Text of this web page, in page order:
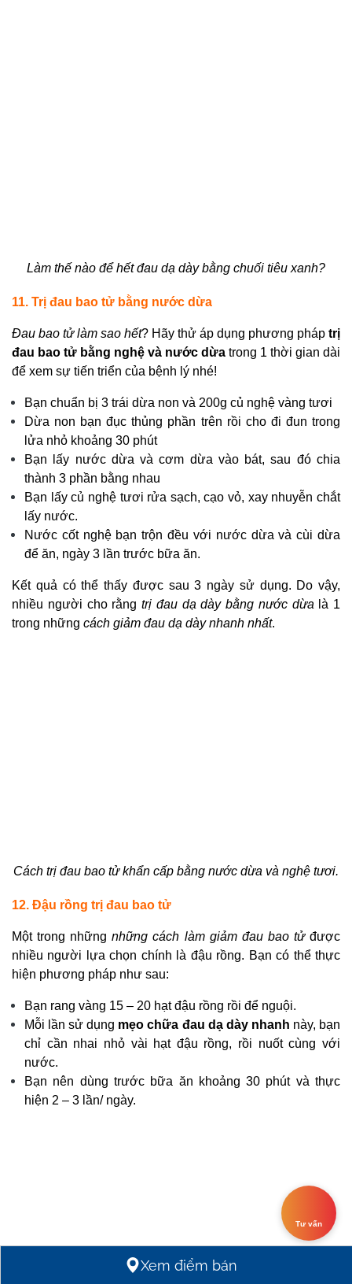
Làm thế nào để hết đau dạ dàybằng chuối tiêu xanh?
11. Trị đau bao tử bằng nước dừa
Đau bao tử làm sao hết? Hãy thử áp dụng phương pháp trị
đau bao tử bằng nghệ và nước dừa trong 1 thời gian dài
để xem sự tiến triển của bệnh lý nhé!
Bạn chuẩn bị 3 trái dừa non và 200g củ nghệ vàng tươi
Dừa non bạn đục thủng phần trên rồi cho đi đun trong
lửa nhỏ khoảng 30 phút
Bạn lấy nước dừa và cơm dừa vào bát, sau đó chia
thành 3 phần bằng nhau
Bạn lấy củ nghệ tươi rửa sạch, cạo vỏ, xay nhuyễn chắt
lấy nước.
Nước cốt nghệ bạn trộn đều với nước dừa và cùi dừa
để ăn, ngày 3 lần trước bữa ăn.
Kết quả có thể thấy được sau 3 ngày sử dụng. Do vậy,
nhiều người cho rằng trị đau dạ dày bằng nước dừa là 1
trong những cách giảm đau dạ dày nhanh nhất.
Cách trị đau bao tử khẩn cấp bằng nước dừa và nghệ tươi.
12. Đậu rồng trị đau bao tử
Một trong nhữngnhững cách làm giảm đau bao tửđược
nhiều người lựa chọn chính là đậu rồng. Bạn có thể thực
hiện phương pháp như sau:
Bạn rang vàng 15 – 20 hạt đậu rồng rồi để nguội.
Mỗi lần sử dụng mẹo chữa đau dạ dày nhanh này, bạn
chỉ cần nhai nhỏ vài hạt đậu rồng, rồi nuốt cùng với
nước.
Bạn nên dùng trước bữa ăn khoảng 30 phút và thực
hiện 2 – 3 lần/ ngày.
Tư vấn
Xem điểm bán